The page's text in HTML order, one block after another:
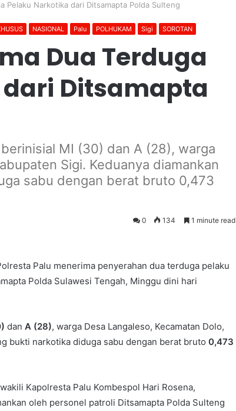
Pelaku Narkotika dari Ditsamapta Polda Sulteng
NASIONAL Palu POLHUKAM Sigi SOROTAN
Dua Terduga
Ditsamapta
MI (30) dan A (28), warga
Sigi. Keduanya diamankan
sabu dengan berat bruto 0,473
0 134 1 minute read
Palu menerima penyerahan dua terduga pelaku
Polda Sulawesi Tengah, Minggu dini hari
dan A (28), warga Desa Langaleso, Kecamatan Dolo,
bukti narkotika diduga sabu dengan berat bruto 0,473
Kapolresta Palu Kombespol Hari Rosena,
oleh personel patroli Ditsamapta Polda Sulteng